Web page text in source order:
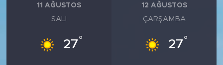
11 AĞUSTOS
SALI
27°
12 AĞUSTOS
ÇARŞAMBA
27°